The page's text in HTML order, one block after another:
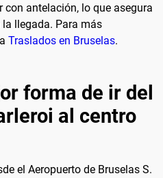
con antelación, lo que asegura
llegada. Para más
Traslados en Bruselas.
forma de ir del
al centro
el Aeropuerto de Bruselas S.